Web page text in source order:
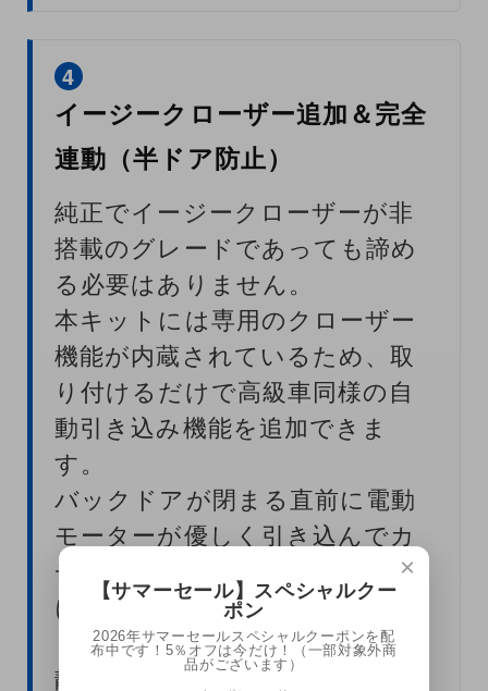
4
イージークローザー追加＆完全
連動（半ドア防止）
純正でイージークローザーが非
搭載のグレードであっても諦め
る必要はありません。
本キットには専用のクローザー
機能が内蔵されているため、取
り付けるだけで高級車同様の自
動引き込み機能を追加できま
す。
バックドアが閉まる直前に電動
モーターが優しく引き込んでカ
チッと確実に完全密閉。力任せ
にバン！と閉める必要が一切な
くなるため、夜間の住宅街でも
静かに閉められます。
×
【サマーセール】スペシャルクー
ポン
2026年サマーセールスペシャルクーポンを配
布中です！5％オフは今だけ！（一部対象外商
品がございます）